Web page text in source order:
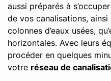
aussi préparés à
de vos canalisations,
colonnes d’eaux usées,
horizontales. Avec leurs
procéder en quelques
votre réseau de